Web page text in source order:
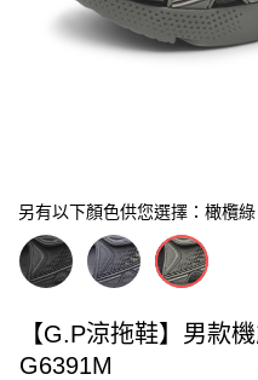
另有以下顏色供您選擇：橄欖綠
【G.P涼拖鞋】男款
G6391M